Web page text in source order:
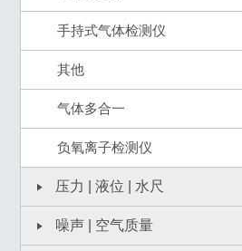
手持式气体检测仪
其他
气体多合一
负氧离子检测仪
压力 | 液位 | 水尺
噪声 | 空气质量